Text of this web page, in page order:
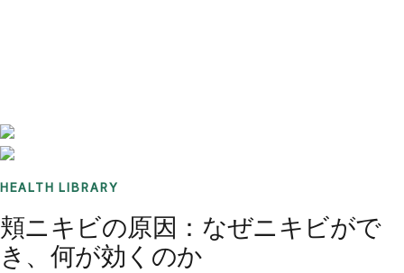
HEALTH LIBRARY
頬ニキビの原因：なぜニキビがで
き、何が効くのか